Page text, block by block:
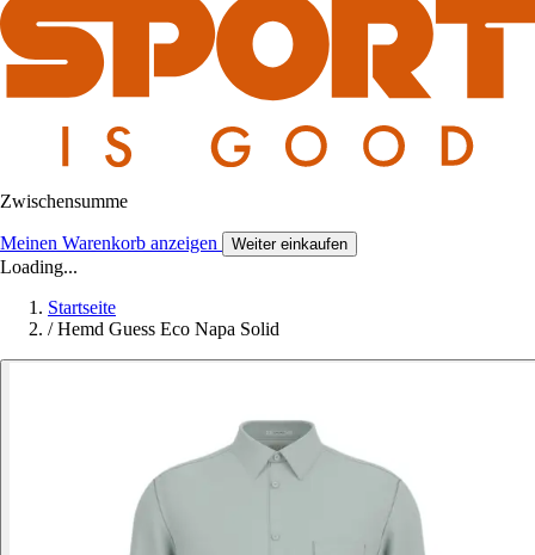
Zwischensumme
Meinen Warenkorb anzeigen Weiter einkaufen
Loading...
Startseite
/ Hemd Guess Eco Napa Solid